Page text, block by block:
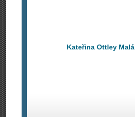
Kateřina Ottley Malá